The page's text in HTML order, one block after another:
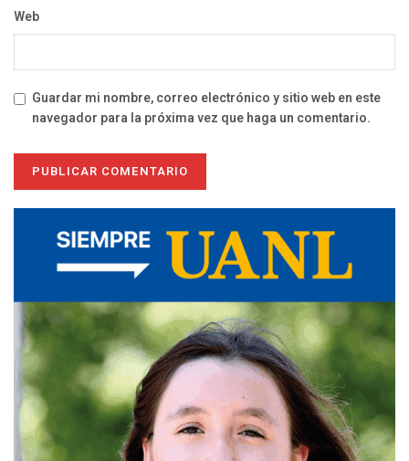
Web
Guardar mi nombre, correo electrónico y sitio web en este
navegador para la próxima vez que haga un comentario.